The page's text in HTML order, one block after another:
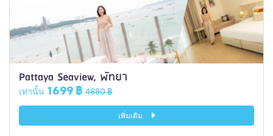
Pattaya Seaview, พัทยา
เท่านั้น 1699 ฿ 4880 ฿
เพิ่มเติม